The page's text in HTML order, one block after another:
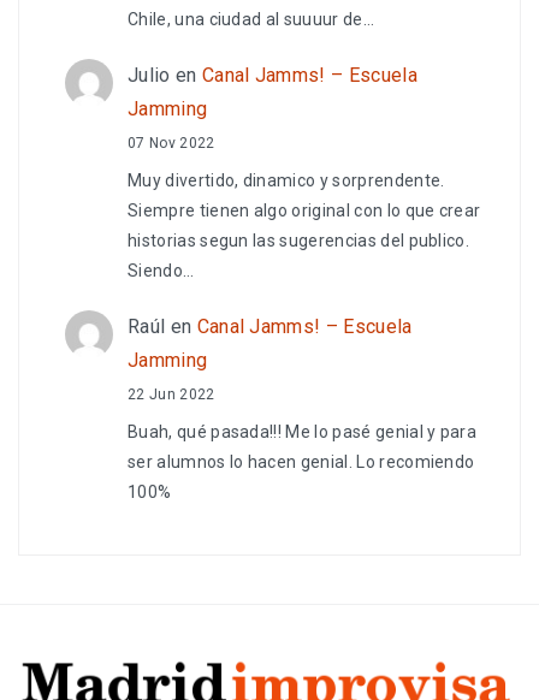
Chile, una ciudad al suuuur de…
Julio en Canal Jamms! – Escuela
Jamming
07 Nov 2022
Muy divertido, dinamico y sorprendente.
Siempre tienen algo original con lo que crear
historias segun las sugerencias del publico.
Siendo…
Raúl en Canal Jamms! – Escuela
Jamming
22 Jun 2022
Buah, qué pasada!!! Me lo pasé genial y para
ser alumnos lo hacen genial. Lo recomiendo
100%